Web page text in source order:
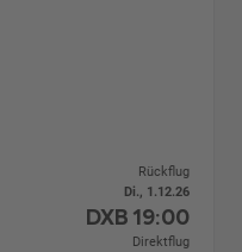
Rückflug
Di., 1.12.26
DXB 19:00
Direktflug